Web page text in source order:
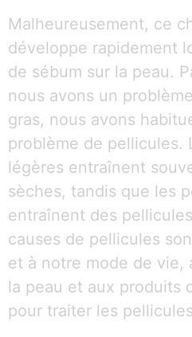
Malheureusement, ce
développe rapidement
de sébum sur la peau.
nous avons un
gras, nous avons
problème de pellicules.
légères entraînent
sèches, tandis que les
entraînent des
causes de pellicules
et à notre mode de vie,
la peau et aux produits
pour traiter les